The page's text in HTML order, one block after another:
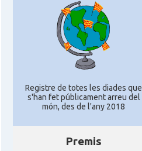
Registre de totes les diades que
s'han fet públicament arreu del
món, des de l'any 2018
Premis